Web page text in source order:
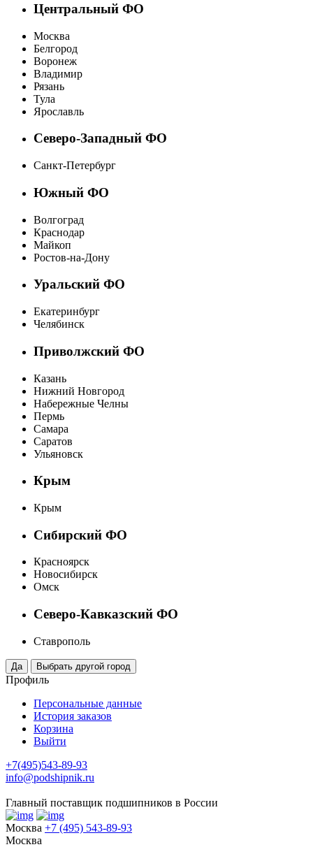
Центральный ФО
Москва
Белгород
Воронеж
Владимир
Рязань
Тула
Ярославль
Северо-Западный ФО
Санкт-Петербург
Южный ФО
Волгоград
Краснодар
Майкоп
Ростов-на-Дону
Уральский ФО
Екатеринбург
Челябинск
Приволжский ФО
Казань
Нижний Новгород
Набережные Челны
Пермь
Самара
Саратов
Ульяновск
Крым
Крым
Сибирский ФО
Красноярск
Новосибирск
Омск
Северо-Кавказский ФО
Ставрополь
Профиль
Персональные данные
История заказов
Корзина
Выйти
+7(495)543-89-93
info@podshipnik.ru
Главный поставщик подшипников в России
Москва +7 (495) 543-89-93
Москва